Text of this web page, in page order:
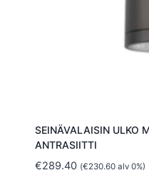
SEINÄVALAISIN ULKO
ANTRASIITTI
€289.40 (€230.60alv 0%)